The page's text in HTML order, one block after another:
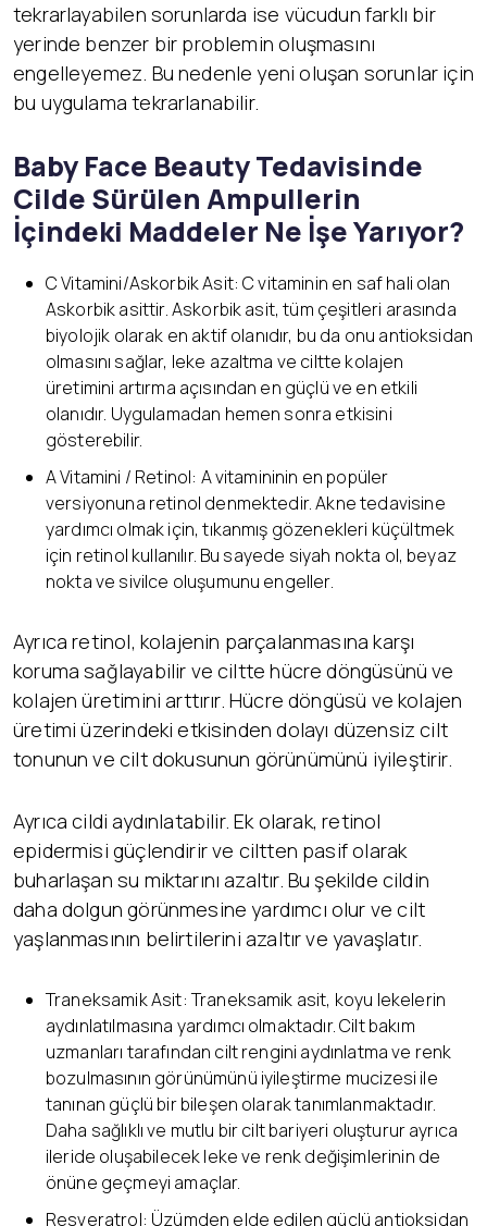
tekrarlayabilen sorunlarda ise vücudun farklı bir
yerinde benzer bir problemin oluşmasını
engelleyemez. Bu nedenle yeni oluşan sorunlar için
bu uygulama tekrarlanabilir.
Baby Face Beauty Tedavisinde
Cilde Sürülen Ampullerin
İçindeki Maddeler Ne İşe Yarıyor?
C Vitamini/Askorbik Asit: C vitaminin en saf hali olan
Askorbik asittir. Askorbik asit, tüm çeşitleri arasında
biyolojik olarak en aktif olanıdır, bu da onu antioksidan
olmasını sağlar, leke azaltma ve ciltte kolajen
üretimini artırma açısından en güçlü ve en etkili
olanıdır. Uygulamadan hemen sonra etkisini
gösterebilir.
A Vitamini / Retinol: A vitamininin en popüler
versiyonuna retinol denmektedir. Akne tedavisine
yardımcı olmak için, tıkanmış gözenekleri küçültmek
için retinol kullanılır. Bu sayede siyah nokta ol, beyaz
nokta ve sivilce oluşumunu engeller.
Ayrıca retinol, kolajenin parçalanmasına karşı
koruma sağlayabilir ve ciltte hücre döngüsünü ve
kolajen üretimini arttırır. Hücre döngüsü ve kolajen
üretimi üzerindeki etkisinden dolayı düzensiz cilt
tonunun ve cilt dokusunun görünümünü iyileştirir.
Ayrıca cildi aydınlatabilir. Ek olarak, retinol
epidermisi güçlendirir ve ciltten pasif olarak
buharlaşan su miktarını azaltır. Bu şekilde cildin
daha dolgun görünmesine yardımcı olur ve cilt
yaşlanmasının belirtilerini azaltır ve yavaşlatır.
Traneksamik Asit: Traneksamik asit, koyu lekelerin
aydınlatılmasına yardımcı olmaktadır. Cilt bakım
uzmanları tarafından cilt rengini aydınlatma ve renk
bozulmasının görünümünü iyileştirme mucizesi ile
tanınan güçlü bir bileşen olarak tanımlanmaktadır.
Daha sağlıklı ve mutlu bir cilt bariyeri oluşturur ayrıca
ileride oluşabilecek leke ve renk değişimlerinin de
önüne geçmeyi amaçlar.
Resveratrol: Üzümden elde edilen güçlü antioksidan